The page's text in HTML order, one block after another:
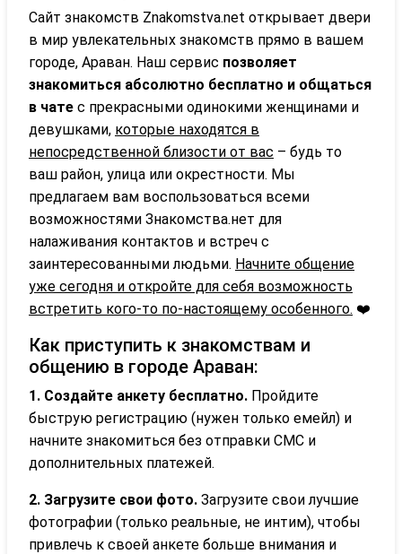
Сайт знакомств Znakomstva.net открывает двери
в мир увлекательных знакомств прямо в вашем
городе, Араван. Наш сервис позволяет
знакомиться абсолютно бесплатно и общаться
в чате с прекрасными одинокими женщинами и
девушками, которые находятся в
непосредственной близости от вас – будь то
ваш район, улица или окрестности. Мы
предлагаем вам воспользоваться всеми
возможностями Знакомства.нет для
налаживания контактов и встреч с
заинтересованными людьми. Начните общение
уже сегодня и откройте для себя возможность
встретить кого-то по-настоящему особенного. ❤️
Как приступить к знакомствам и
общению в городе Араван:
1. Создайте анкету бесплатно. Пройдите
быструю регистрацию (нужен только емейл) и
начните знакомиться без отправки СМС и
дополнительных платежей.
2. Загрузите свои фото. Загрузите свои лучшие
фотографии (только реальные, не интим), чтобы
привлечь к своей анкете больше внимания и